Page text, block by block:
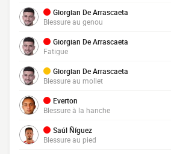
Giorgian De Arrascaeta
Blessure au genou
Giorgian De Arrascaeta
Fatigue
Giorgian De Arrascaeta
Blessure au mollet
Everton
Blessure à la hanche
Saúl Ñíguez
Blessure au pied